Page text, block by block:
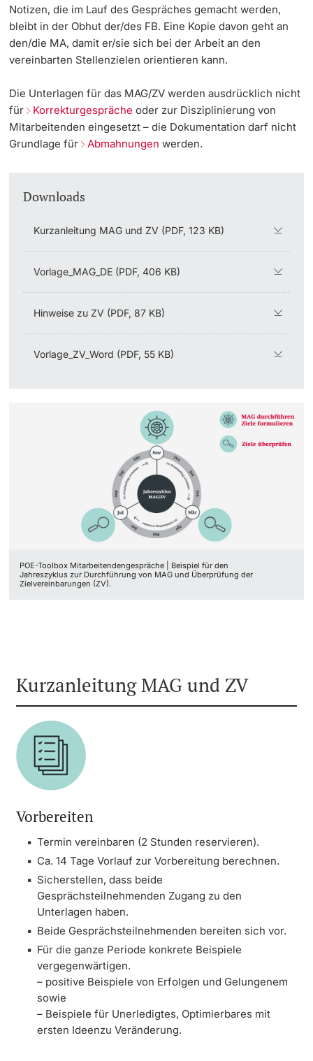
Notizen, die im Lauf des Gespräches gemacht werden,
bleibt in der Obhut der/des FB. Eine Kopie davon geht an
den/die MA, damit er/sie sich bei der Arbeit an den
vereinbarten Stellenzielen orientieren kann.
Die Unterlagen für das MAG/ZV werden ausdrücklich nicht
für Korrekturgespräche oder zur Disziplinierung von
Mitarbeitenden eingesetzt – die Dokumentation darf nicht
Grundlage für Abmahnungen werden.
Downloads
Kurzanleitung MAG und ZV (PDF, 123 KB)
Vorlage_MAG_DE (PDF, 406 KB)
Hinweise zu ZV (PDF, 87 KB)
Vorlage_ZV_Word (PDF, 55 KB)
POE-Toolbox Mitarbeitendengespräche | Beispiel für den
Jahreszyklus zur Durchführung von MAG und Überprüfung der
Zielvereinbarungen (ZV).
Kurzanleitung MAG und ZV
Vorbereiten
Termin vereinbaren (2 Stunden reservieren).
Ca. 14 Tage Vorlauf zur Vorbereitung berechnen.
Sicherstellen, dass beide
Gesprächsteilnehmenden Zugang zu den
Unterlagen haben.
Beide Gesprächsteilnehmenden bereiten sich vor.
Für die ganze Periode konkrete Beispiele
vergegenwärtigen.
– positive Beispiele von Erfolgen und Gelungenem
sowie
– Beispiele für Unerledigtes, Optimierbares mit
ersten Ideenzu Veränderung.